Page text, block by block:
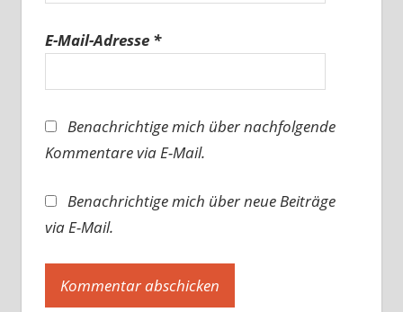
E-Mail-Adresse *
Benachrichtige mich über nachfolgende
Kommentare via E-Mail.
Benachrichtige mich über neue Beiträge
via E-Mail.